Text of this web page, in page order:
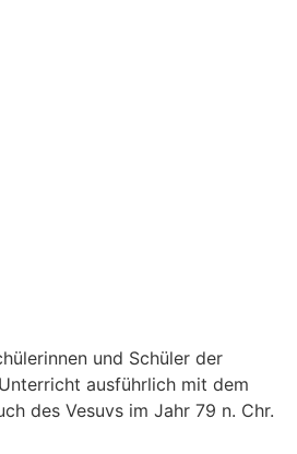
und Schüler der
ausführlich mit dem
des Vesuvs im Jahr 79 n. Chr.